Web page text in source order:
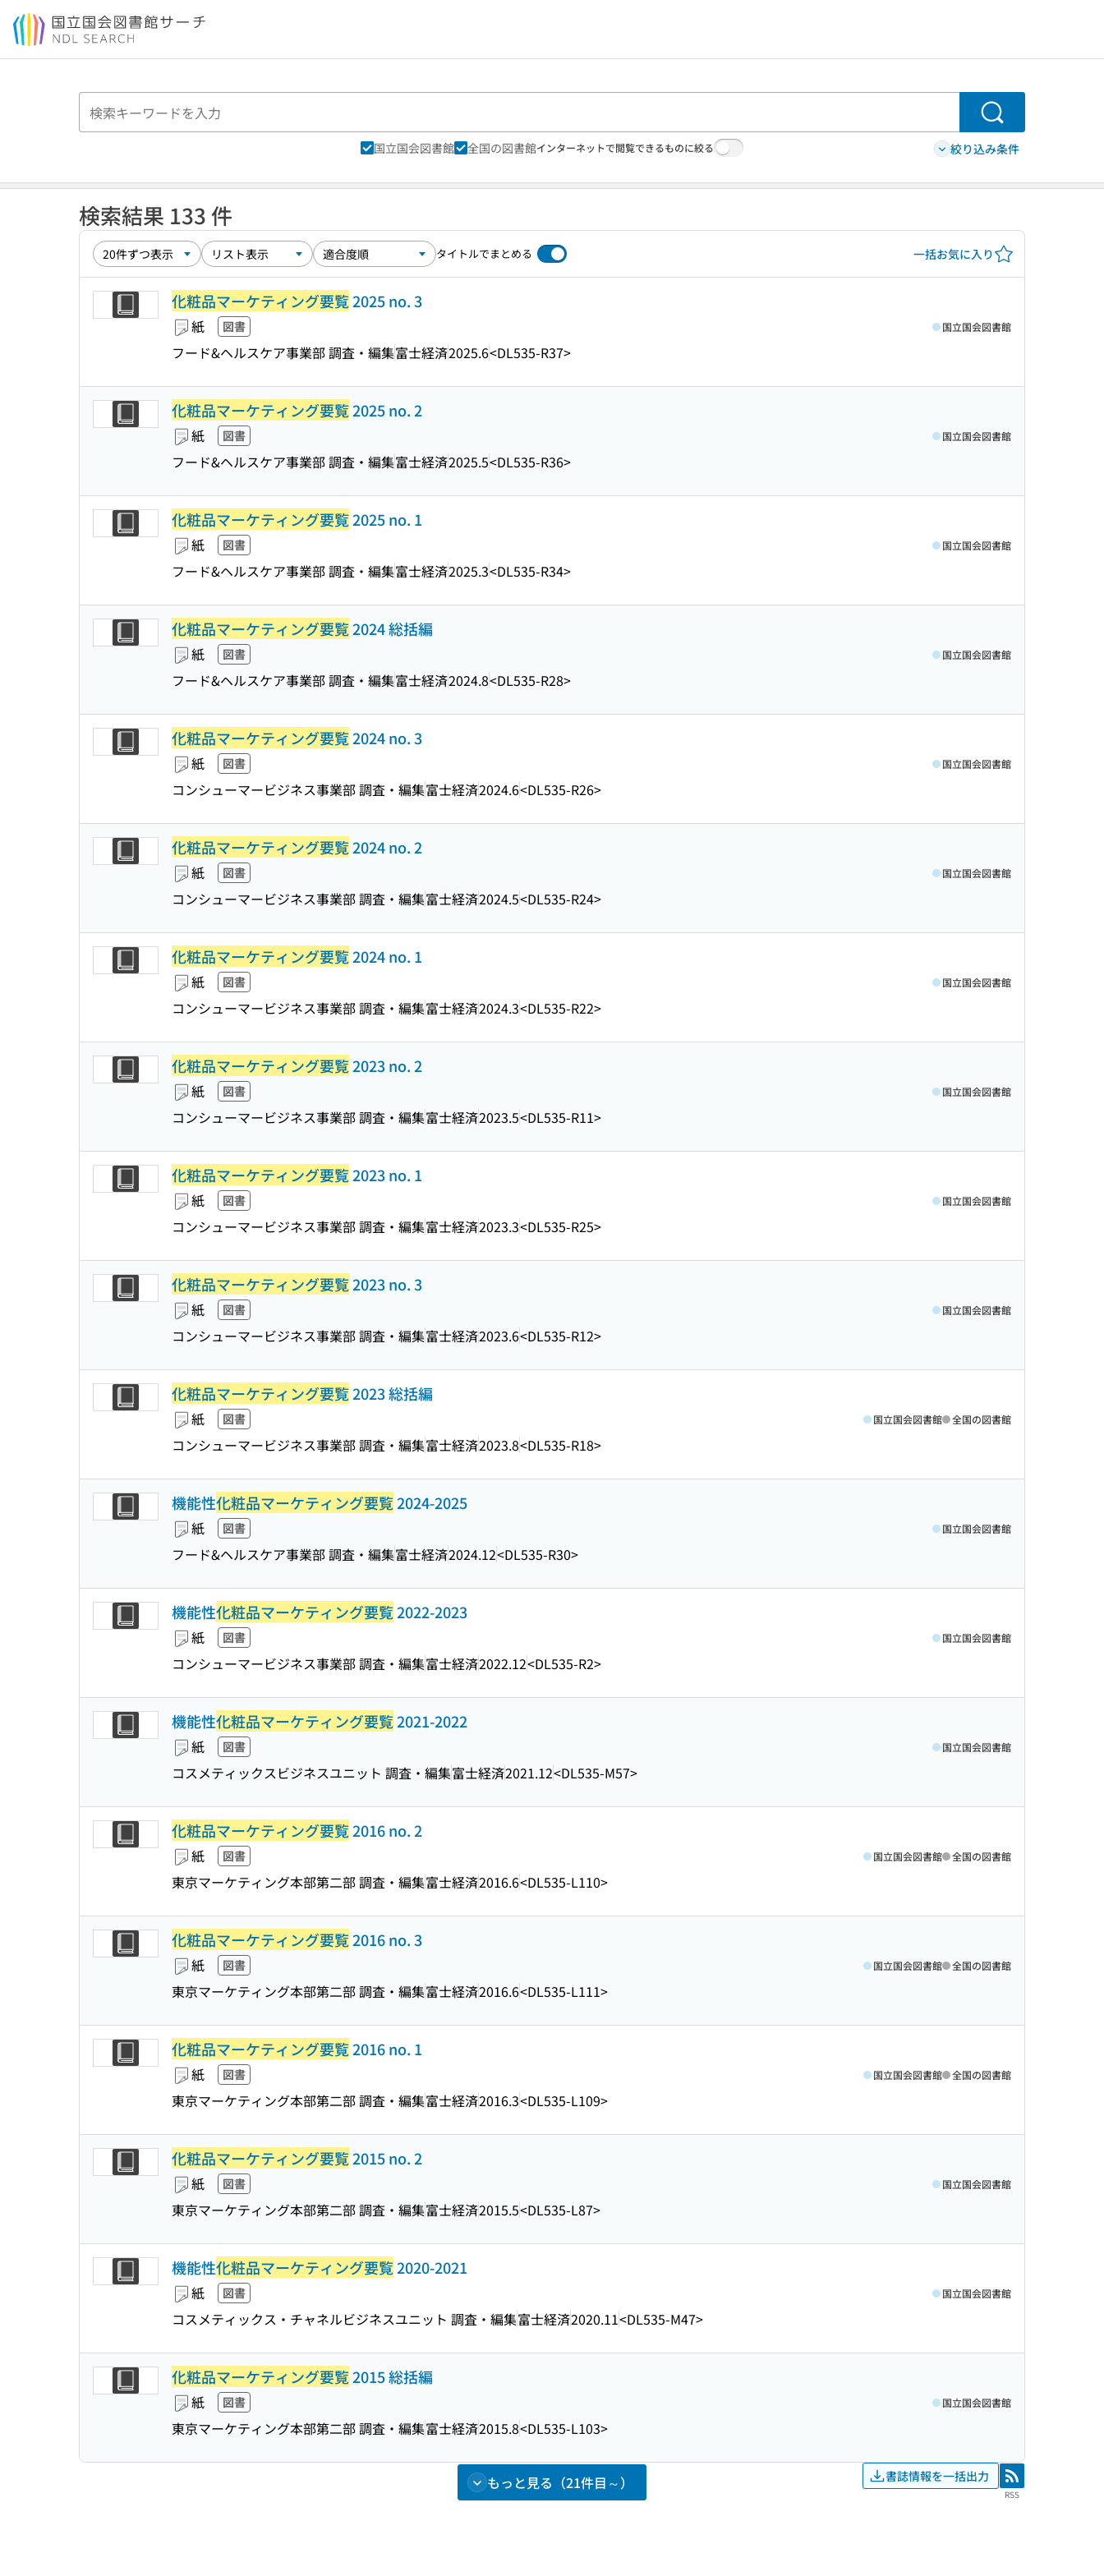
本文へ移動
検索
国立国会図書館 全国の図書館インターネットで閲覧できるものに絞る 絞り込み条件
検索結果 133 件
タイトルでまとめる 一括お気に入り
化粧品マーケティング要覧2025 no. 3
紙 図書
フード&ヘルスケア事業部 調査・編集富士経済2025.6<DL535-R37>
国立国会図書館
化粧品マーケティング要覧2025 no. 2
紙 図書
フード&ヘルスケア事業部 調査・編集富士経済2025.5<DL535-R36>
国立国会図書館
化粧品マーケティング要覧2025 no. 1
紙 図書
フード&ヘルスケア事業部 調査・編集富士経済2025.3<DL535-R34>
国立国会図書館
化粧品マーケティング要覧2024 総括編
紙 図書
フード&ヘルスケア事業部 調査・編集富士経済2024.8<DL535-R28>
国立国会図書館
化粧品マーケティング要覧2024 no. 3
紙 図書
コンシューマービジネス事業部 調査・編集富士経済2024.6<DL535-R26>
国立国会図書館
化粧品マーケティング要覧2024 no. 2
紙 図書
コンシューマービジネス事業部 調査・編集富士経済2024.5<DL535-R24>
国立国会図書館
化粧品マーケティング要覧2024 no. 1
紙 図書
コンシューマービジネス事業部 調査・編集富士経済2024.3<DL535-R22>
国立国会図書館
化粧品マーケティング要覧2023 no. 2
紙 図書
コンシューマービジネス事業部 調査・編集富士経済2023.5<DL535-R11>
国立国会図書館
化粧品マーケティング要覧2023 no. 1
紙 図書
コンシューマービジネス事業部 調査・編集富士経済2023.3<DL535-R25>
国立国会図書館
化粧品マーケティング要覧2023 no. 3
紙 図書
コンシューマービジネス事業部 調査・編集富士経済2023.6<DL535-R12>
国立国会図書館
化粧品マーケティング要覧2023 総括編
紙 図書
コンシューマービジネス事業部 調査・編集富士経済2023.8<DL535-R18>
国立国会図書館 全国の図書館
機能性化粧品マーケティング要覧2024-2025
紙 図書
フード&ヘルスケア事業部 調査・編集富士経済2024.12<DL535-R30>
国立国会図書館
機能性化粧品マーケティング要覧2022-2023
紙 図書
コンシューマービジネス事業部 調査・編集富士経済2022.12<DL535-R2>
国立国会図書館
機能性化粧品マーケティング要覧2021-2022
紙 図書
コスメティックスビジネスユニット 調査・編集富士経済2021.12<DL535-M57>
国立国会図書館
化粧品マーケティング要覧2016 no. 2
紙 図書
東京マーケティング本部第二部 調査・編集富士経済2016.6<DL535-L110>
国立国会図書館 全国の図書館
化粧品マーケティング要覧2016 no. 3
紙 図書
東京マーケティング本部第二部 調査・編集富士経済2016.6<DL535-L111>
国立国会図書館 全国の図書館
化粧品マーケティング要覧2016 no. 1
紙 図書
東京マーケティング本部第二部 調査・編集富士経済2016.3<DL535-L109>
国立国会図書館 全国の図書館
化粧品マーケティング要覧2015 no. 2
紙 図書
東京マーケティング本部第二部 調査・編集富士経済2015.5<DL535-L87>
国立国会図書館
機能性化粧品マーケティング要覧2020-2021
紙 図書
コスメティックス・チャネルビジネスユニット 調査・編集富士経済2020.11<DL535-M47>
国立国会図書館
化粧品マーケティング要覧2015 総括編
紙 図書
東京マーケティング本部第二部 調査・編集富士経済2015.8<DL535-L103>
国立国会図書館
もっと見る（21件目～） 書誌情報を一括出力 RSS
RSS